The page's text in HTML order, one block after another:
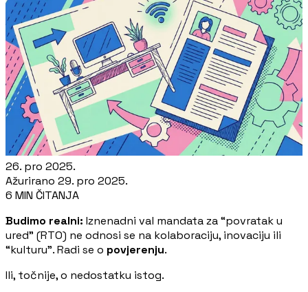
26. pro 2025.
Ažurirano 29. pro 2025.
6 MIN ČITANJA
Budimo realni: Iznenadni val mandata za “povratak u
ured” (RTO) ne odnosi se na kolaboraciju, inovaciju ili
“kulturu”. Radi se o povjerenju.
Ili, točnije, o nedostatku istog.